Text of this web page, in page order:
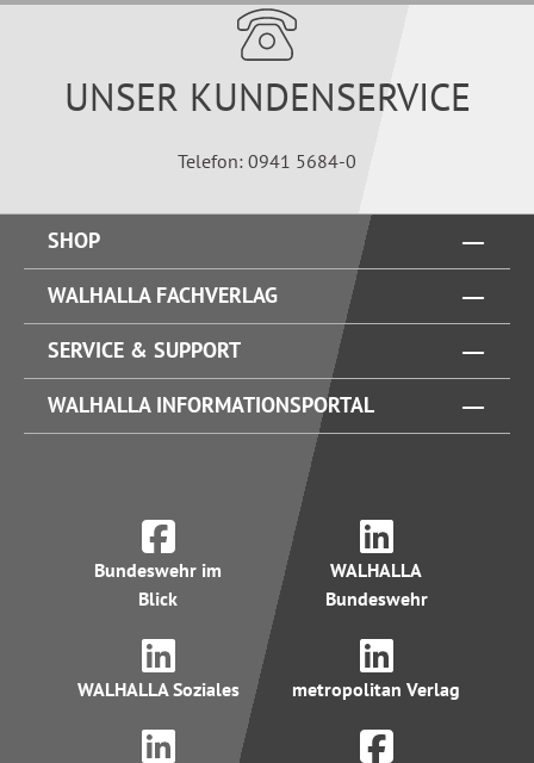
UNSER KUNDENSERVICE
Telefon: 0941 5684-0
SHOP
WALHALLA FACHVERLAG
SERVICE & SUPPORT
WALHALLA INFORMATIONSPORTAL
Bundeswehr im
Blick
WALHALLA
Bundeswehr
WALHALLA Soziales metropolitan Verlag